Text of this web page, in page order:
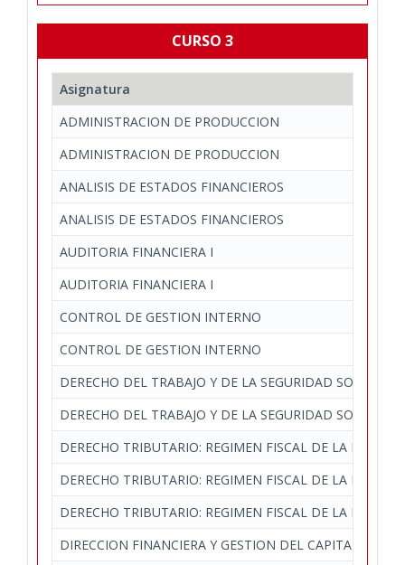
CURSO 3
Asignatura
ADMINISTRACION DE PRODUCCION
ADMINISTRACION DE PRODUCCION
ANALISIS DE ESTADOS FINANCIEROS
ANALISIS DE ESTADOS FINANCIEROS
AUDITORIA FINANCIERA I
AUDITORIA FINANCIERA I
CONTROL DE GESTION INTERNO
CONTROL DE GESTION INTERNO
DERECHO DEL TRABAJO Y DE LA SEGURIDAD SOCIAL
DERECHO DEL TRABAJO Y DE LA SEGURIDAD SOCIAL
DERECHO TRIBUTARIO: REGIMEN FISCAL DE LA
DERECHO TRIBUTARIO: REGIMEN FISCAL DE LA
DERECHO TRIBUTARIO: REGIMEN FISCAL DE LA
DIRECCION FINANCIERA Y GESTION DEL CAPITAL